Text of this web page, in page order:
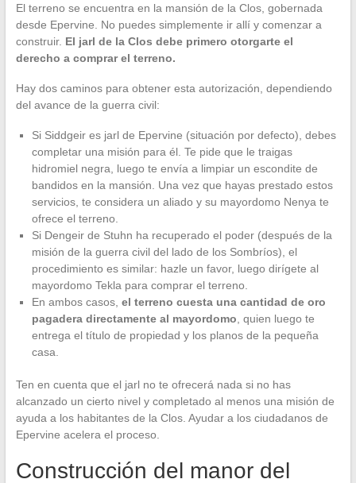
El terreno se encuentra en la mansión de la Clos, gobernada
desde Epervine. No puedes simplemente ir allí y comenzar a
construir. El jarl de la Clos debe primero otorgarte el
derecho a comprar el terreno.
Hay dos caminos para obtener esta autorización, dependiendo
del avance de la guerra civil:
Si Siddgeir es jarl de Epervine (situación por defecto), debes
completar una misión para él. Te pide que le traigas
hidromiel negra, luego te envía a limpiar un escondite de
bandidos en la mansión. Una vez que hayas prestado estos
servicios, te considera un aliado y su mayordomo Nenya te
ofrece el terreno.
Si Dengeir de Stuhn ha recuperado el poder (después de la
misión de la guerra civil del lado de los Sombríos), el
procedimiento es similar: hazle un favor, luego dirígete al
mayordomo Tekla para comprar el terreno.
En ambos casos, el terreno cuesta una cantidad de oro
pagadera directamente al mayordomo , quien luego te
entrega el título de propiedad y los planos de la pequeña
casa.
Ten en cuenta que el jarl no te ofrecerá nada si no has
alcanzado un cierto nivel y completado al menos una misión de
ayuda a los habitantes de la Clos. Ayudar a los ciudadanos de
Epervine acelera el proceso.
Construcción del manor del